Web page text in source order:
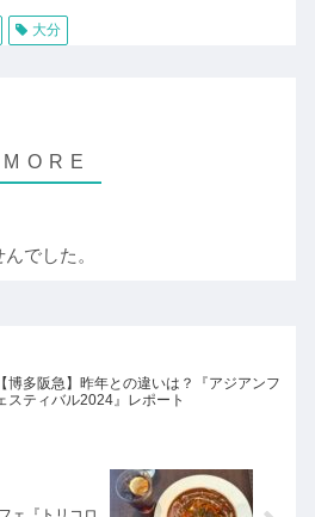
大分
でした。
【博多阪急】昨年との違いは？『アジアンフ
スティバル2024』レポート